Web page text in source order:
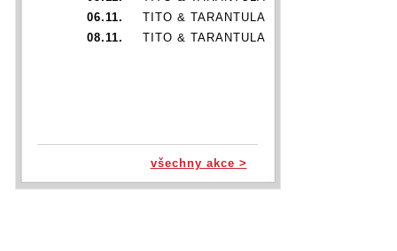
06.11.
TITO & TARANTULA
08.11.
TITO & TARANTULA
všechny akce >